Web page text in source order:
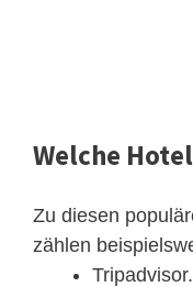
Welche
Zu diesen
zählen
Tripadvisor.